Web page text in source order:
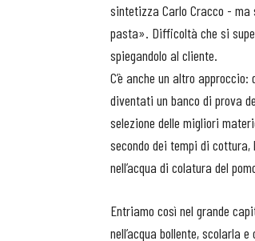
sintetizza Carlo Cracco - ma
pasta». Difficoltà che si
spiegandolo al cliente.
C’è anche un altro
diventati un banco di prova
selezione delle migliori
secondo dei tempi di cottura,
nell’acqua di colatura del
Entriamo così nel grande
nell’acqua bollente, scolarla